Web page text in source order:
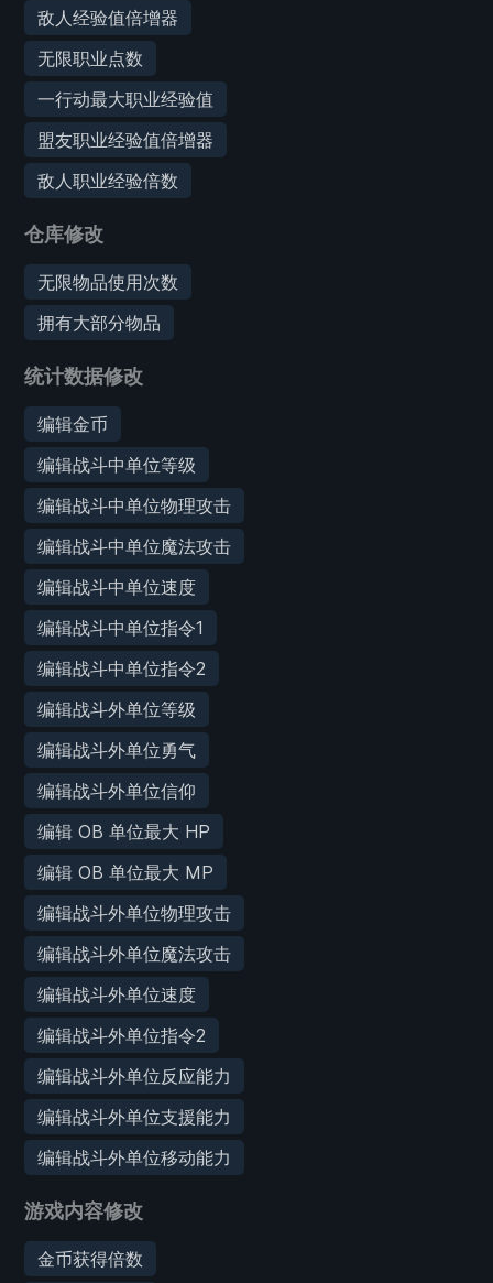
敌人经验值倍增器
无限职业点数
一行动最大职业经验值
盟友职业经验值倍增器
敌人职业经验倍数
仓库修改
无限物品使用次数
拥有大部分物品
统计数据修改
编辑金币
编辑战斗中单位等级
编辑战斗中单位物理攻击
编辑战斗中单位魔法攻击
编辑战斗中单位速度
编辑战斗中单位指令1
编辑战斗中单位指令2
编辑战斗外单位等级
编辑战斗外单位勇气
编辑战斗外单位信仰
编辑 OB 单位最大 HP
编辑 OB 单位最大 MP
编辑战斗外单位物理攻击
编辑战斗外单位魔法攻击
编辑战斗外单位速度
编辑战斗外单位指令2
编辑战斗外单位反应能力
编辑战斗外单位支援能力
编辑战斗外单位移动能力
游戏内容修改
金币获得倍数